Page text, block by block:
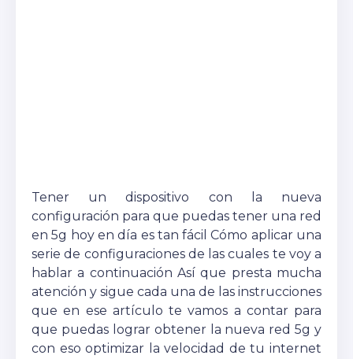
Tener un dispositivo con la nueva
configuración para que puedas tener una red
en 5g hoy en día es tan fácil Cómo aplicar una
serie de configuraciones de las cuales te voy a
hablar a continuación Así que presta mucha
atención y sigue cada una de las instrucciones
que en ese artículo te vamos a contar para
que puedas lograr obtener la nueva red 5g y
con eso optimizar la velocidad de tu internet